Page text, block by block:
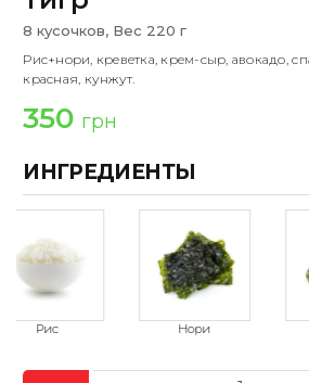
8 кусочков, Вес 220 г
Рис+нори, креветка, крем-сыр, авокадо,
красная, кунжут.
350 грн
ИНГРЕДИЕНТЫ